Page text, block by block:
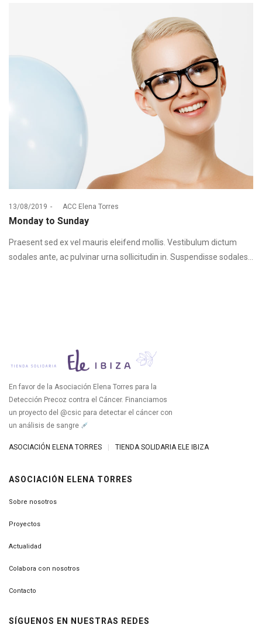
Posted
on
13/08/2019 byACC Elena Torres
Monday to Sunday
Praesent sed ex vel mauris eleifend mollis. Vestibulum dictum
sodales ante, ac pulvinar urna sollicitudin in. Suspendisse sodales…
En favor de la Asociación Elena Torres para la
Detección Precoz contra el Cáncer. Financiamos
un proyecto del @csic para detectar el cáncer con
un análisis de sangre
ASOCIACIÓN ELENA TORRES TIENDA SOLIDARIA ELE IBIZA
ASOCIACIÓN ELENA TORRES
Sobre nosotros
Proyectos
Actualidad
Colabora con nosotros
Contacto
SÍGUENOS EN NUESTRAS REDES